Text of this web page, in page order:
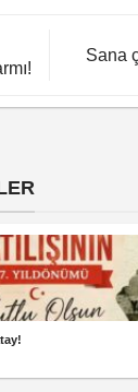
Sana